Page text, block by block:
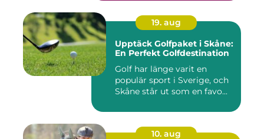
19. aug
Upptäck Golfpaket i Skåne:
En Perfekt Golfdestination
Golf har länge varit en
populär sport i Sverige, och
Skåne står ut som en favo...
10. aug